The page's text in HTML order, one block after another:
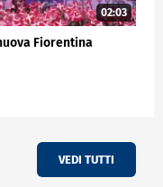
02:03
Fiorentina
VEDI TUTTI